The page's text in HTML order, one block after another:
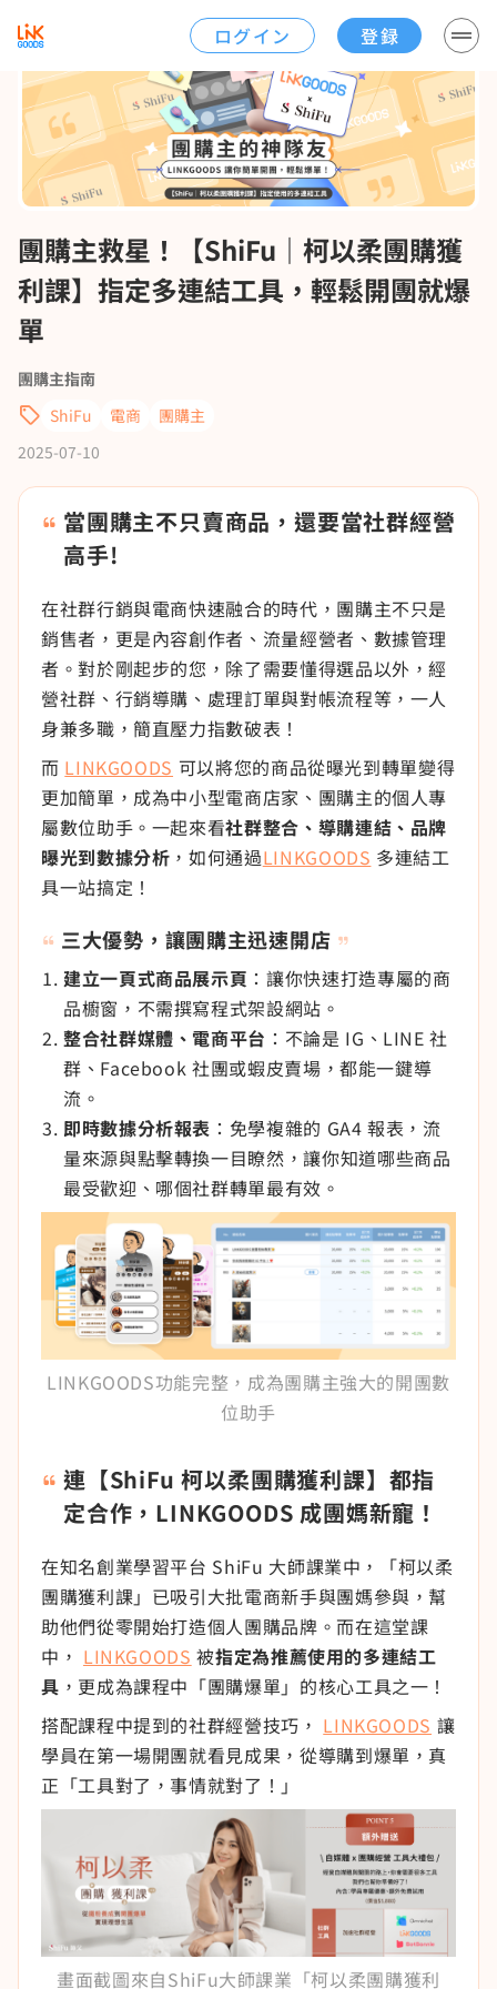
ログイン 登録
團購主救星！【ShiFu｜柯以柔團購獲
利課】指定多連結工具，輕鬆開團就爆
單
團購主指南
ShiFu
電商
團購主
2025-07-10
當團購主不只賣商品，還要當社群經營
高手!
在社群行銷與電商快速融合的時代，團購主不只是
銷售者，更是內容創作者、流量經營者、數據管理
者。對於剛起步的您，除了需要懂得選品以外，經
營社群、行銷導購、處理訂單與對帳流程等，一人
身兼多職，簡直壓力指數破表！
而 LINKGOODS 可以將您的商品從曝光到轉單變得
更加簡單，成為中小型電商店家、團購主的個人專
屬數位助手。一起來看社群整合、導購連結、品牌
曝光到數據分析 ，如何通過LINKGOODS 多連結工
具一站搞定！
三大優勢，讓團購主迅速開店
建立一頁式商品展示頁 ：讓你快速打造專屬的商
品櫥窗，不需撰寫程式架設網站。
整合社群媒體、電商平台 ：不論是 IG、LINE 社
群、Facebook 社團或蝦皮賣場，都能一鍵導
流。
即時數據分析報表 ：免學複雜的 GA4 報表，流
量來源與點擊轉換一目瞭然，讓你知道哪些商品
最受歡迎、哪個社群轉單最有效。
LINKGOODS功能完整，成為團購主強大的開團數
位助手
連【ShiFu 柯以柔團購獲利課】都指
定合作，LINKGOODS 成團媽新寵！
在知名創業學習平台 ShiFu 大師課業中，「柯以柔
團購獲利課」已吸引大批電商新手與團媽參與，幫
助他們從零開始打造個人團購品牌。而在這堂課
中， LINKGOODS 被指定為推薦使用的多連結工
具 ，更成為課程中「團購爆單」的核心工具之一！
搭配課程中提到的社群經營技巧， LINKGOODS 讓
學員在第一場開團就看見成果，從導購到爆單，真
正「工具對了，事情就對了！」
畫面截圖來自ShiFu大師課業「柯以柔團購獲利